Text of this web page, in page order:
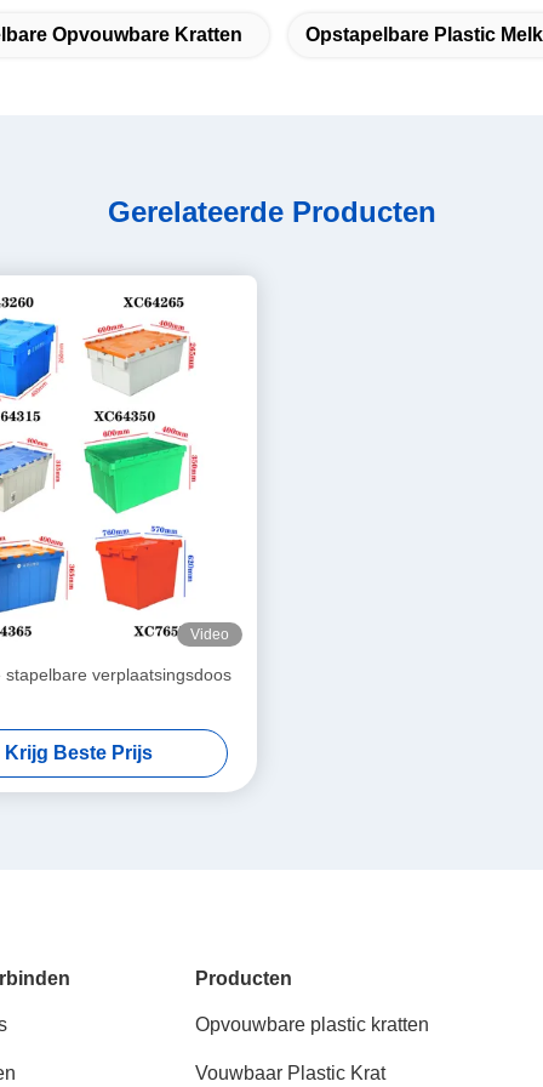
Opvouwbare Kratten Opstapelbare Plastic
Gerelateerde Producten
Video
stapelbare verplaatsingsdoos
Krijg Beste Prijs
Producten
Opvouwbare plastic kratten
Vouwbaar Plastic Krat